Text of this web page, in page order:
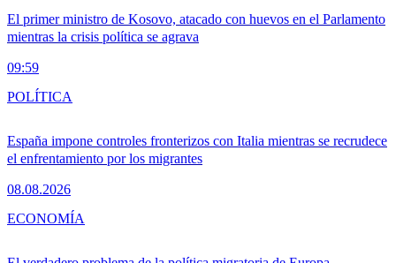
El primer ministro de Kosovo, atacado con huevos en el Parlamento
mientras la crisis política se agrava
09:59
España impone controles fronterizos con Italia mientras se recrudece
el enfrentamiento por los migrantes
08.08.2026
POLÍTICA
ECONOMÍA